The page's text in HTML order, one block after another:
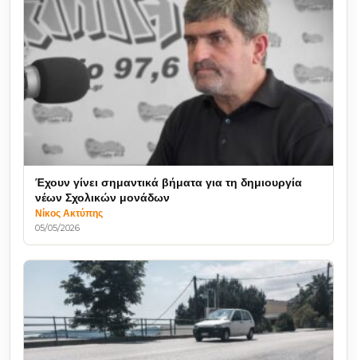
Έχουν γίνει σημαντικά βήματα για τη δημιουργία
νέων Σχολικών μονάδων
Νίκος Ακτύπης
05/05/2026